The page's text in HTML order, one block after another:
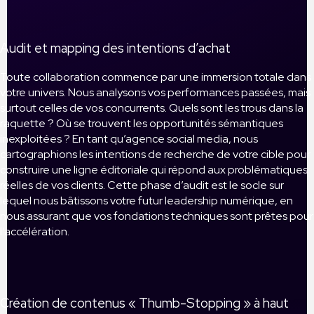
Audit et mapping des intentions d’achat
Toute collaboration commence par une immersion totale dans
votre univers. Nous analysons vos performances passées, mais
surtout celles de vos concurrents. Quels sont les trous dans la
raquette ? Où se trouvent les opportunités sémantiques
inexploitées ? En tant qu’agence social media, nous
cartographions les intentions de recherche de votre cible pour
construire une ligne éditoriale qui répond aux problématiques
réelles de vos clients. Cette phase d’audit est le socle sur
lequel nous bâtissons votre futur leadership numérique, en
nous assurant que vos fondations techniques sont prêtes pour
l’accélération.
Création de contenus « Thumb-Stopping » à haut